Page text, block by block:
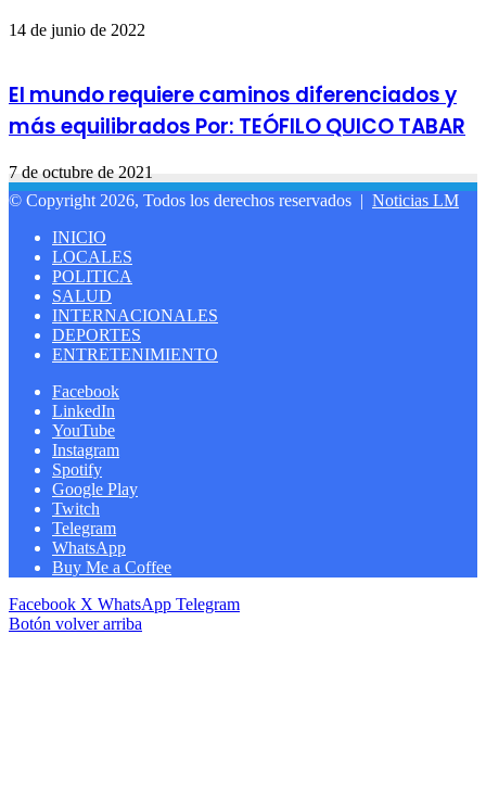
14 de junio de 2022
El mundo requiere caminos diferenciados y
más equilibrados Por: TEÓFILO QUICO TABAR
7 de octubre de 2021
© Copyright 2026, Todos los derechos reservados | Noticias LM
INICIO
LOCALES
POLITICA
SALUD
INTERNACIONALES
DEPORTES
ENTRETENIMIENTO
Facebook
LinkedIn
YouTube
Instagram
Spotify
Google Play
Twitch
Telegram
WhatsApp
Buy Me a Coffee
Facebook X WhatsApp Telegram
Botón volver arriba